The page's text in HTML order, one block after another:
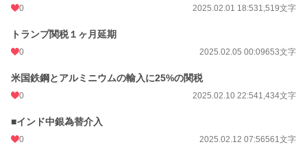
0 2025.02.01 18:531,519文字
トランプ関税１ヶ月延期
0 2025.02.05 00:09653文字
米国鉄鋼とアルミニウムの輸入に25%の関税
0 2025.02.10 22:541,434文字
■インド中銀為替介入
0 2025.02.12 07:56561文字